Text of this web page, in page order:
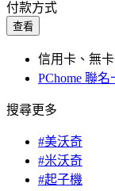
付款方式
查看
信用卡、無
PChome 聯
搜尋更多
#美沃奇
#米沃奇
#起子機